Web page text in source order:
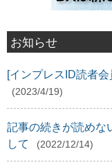
お知らせ
[インプレスID読者
(2023/4/19)
記事の続きが読めな
して
(2022/12/14)